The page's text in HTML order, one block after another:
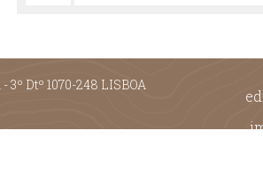
3º Dtº 1070-248 LISBOA